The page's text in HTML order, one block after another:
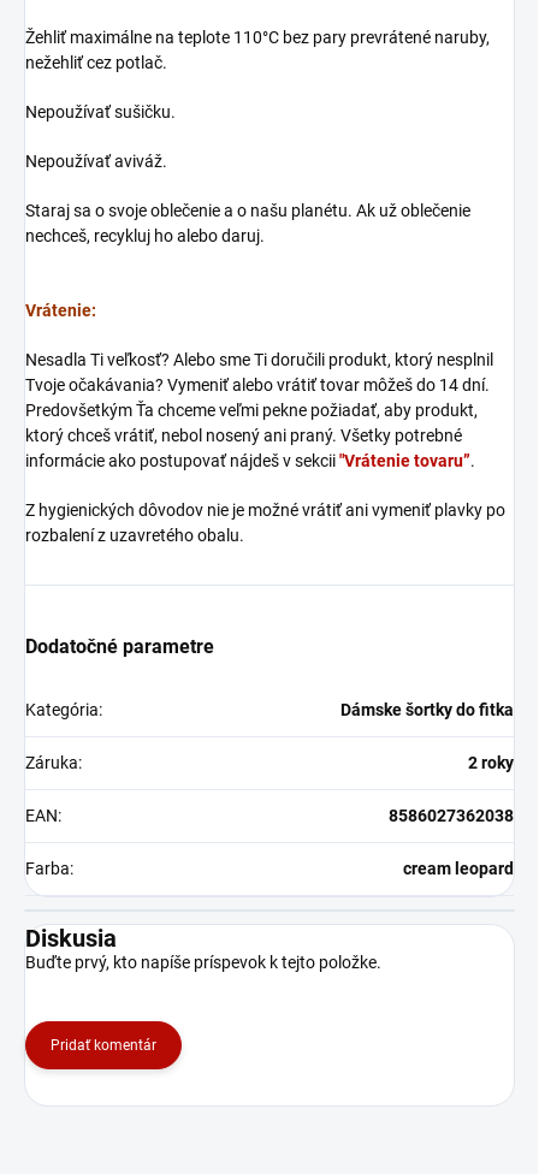
Žehliť maximálne na teplote 110°C bez pary prevrátené naruby,
nežehliť cez potlač.
Nepoužívať sušičku.
Nepoužívať aviváž.
Staraj sa o svoje oblečenie a o našu planétu. Ak už oblečenie
nechceš, recykluj ho alebo daruj.
Vrátenie:
Nesadla Ti veľkosť? Alebo sme Ti doručili produkt, ktorý nesplnil
Tvoje očakávania? Vymeniť alebo vrátiť tovar môžeš do 14 dní.
Predovšetkým Ťa chceme veľmi pekne požiadať, aby produkt,
ktorý chceš vrátiť, nebol nosený ani praný. Všetky potrebné
informácie ako postupovať nájdeš v sekcii"Vrátenie tovaru”.
Z hygienických dôvodov nie je možné vrátiť ani vymeniť plavky po
rozbalení z uzavretého obalu.
Dodatočné parametre
Kategória: Dámske šortky do fitka
Záruka: 2 roky
EAN: 8586027362038
Farba: cream leopard
Diskusia
Buďte prvý, kto napíše príspevok k tejto položke.
Pridať komentár